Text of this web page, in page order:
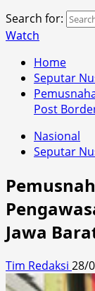
Search for:
Watch
Home
Seputar
Post
Nasional
Seputar
Jawa
Tim Redaksi 28/